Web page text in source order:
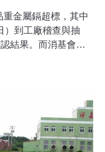
金屬鎘超標，其中
）到工廠稽查與抽
結果。而消基會公
，今年在宜蘭縣抽
，若違規屬實又不限
過其中兩件產品由旺
用的是國產米，由
在宜蘭縣抽驗6件公